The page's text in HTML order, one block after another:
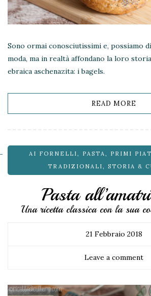
Sono ormai conosciutissimi e, possiamo
moda, ma in realtà affondano la loro
ebraica aschenazita: i bagels.
READ MORE
AI FORNELLI, PASTA, PRIMI
TRADIZIONALI, STORIA &
Pasta
Una ricetta classica con la sua
21 Febbraio 2018
Leave a comment